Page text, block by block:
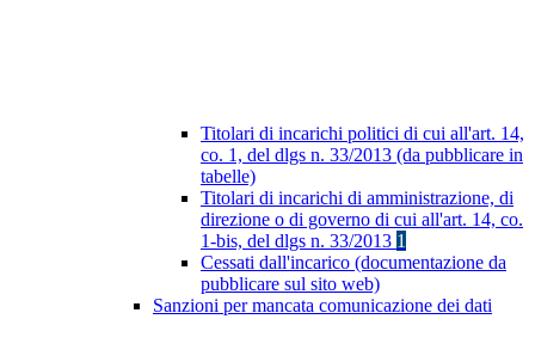
Titolari di incarichi politici di cui all'art. 14,
co. 1, del dlgs n. 33/2013 (da pubblicare in
tabelle)
Titolari di incarichi di amministrazione, di
direzione o di governo di cui all'art. 14, co.
1-bis, del dlgs n. 33/2013 1
Cessati dall'incarico (documentazione da
pubblicare sul sito web)
Sanzioni per mancata comunicazione dei dati